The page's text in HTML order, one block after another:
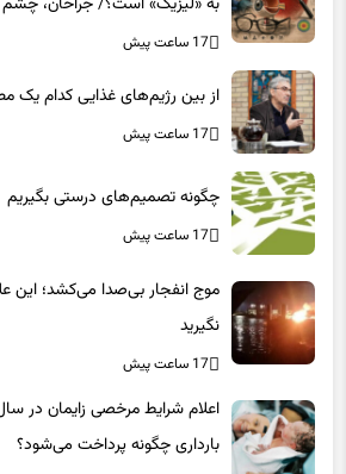
17 ساعت پیش
17 ساعت پیش
17 ساعت پیش
نگیرید
17 ساعت پیش
بارداری چگونه پرداخت می‌شود؟
17 ساعت پیش